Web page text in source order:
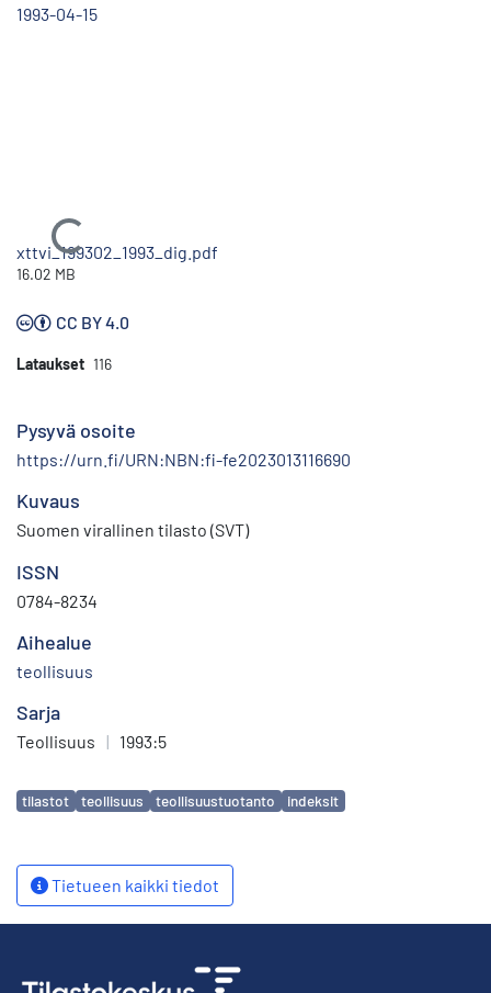
1993-04-15
Ladataan...
xttvi_199302_1993_dig.pdf
16.02 MB
CC BY 4.0
Lataukset 116
Pysyvä osoite
https://urn.fi/URN:NBN:fi-fe2023013116690
Kuvaus
Suomen virallinen tilasto (SVT)
ISSN
0784-8234
Aihealue
teollisuus
Sarja
Teollisuus | 1993:5
Avainsanat
tilastot teollisuus teollisuustuotanto indeksit
Tietueen kaikki tiedot